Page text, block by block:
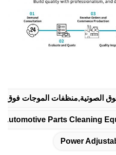
الصوتية,منظفات الموجات فوق
Parts Cleaning
Power